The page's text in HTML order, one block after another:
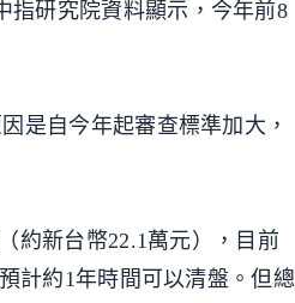
指研究院資料顯示，今年前8
是自今年起審查標準加大，
約新台幣22.1萬元），目前
計約1年時間可以清盤。但總